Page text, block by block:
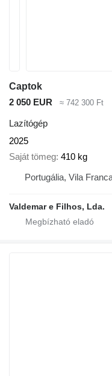
Captok
2 050 EUR
≈ 742 300 Ft
Lazítógép
2025
Saját tömeg 410 kg
Portugália, Vila
Valdemar e Filhos, Lda.